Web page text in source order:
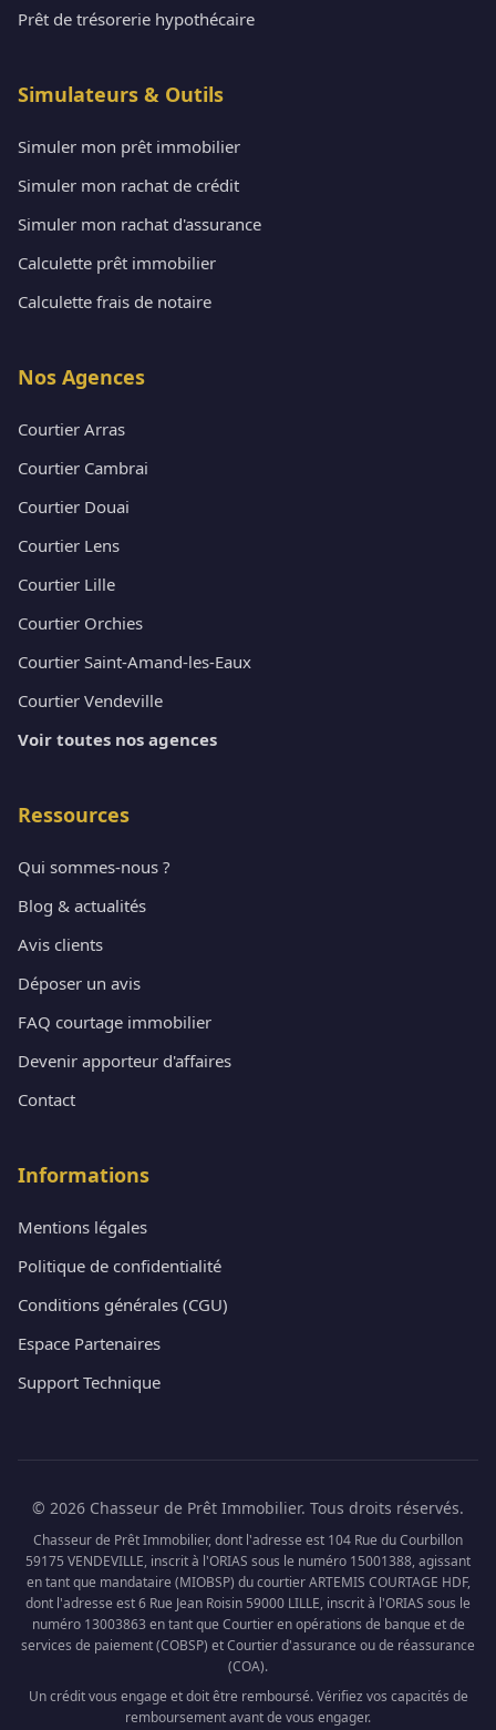
Prêt de trésorerie hypothécaire
Simulateurs & Outils
Simuler mon prêt immobilier
Simuler mon rachat de crédit
Simuler mon rachat d'assurance
Calculette prêt immobilier
Calculette frais de notaire
Nos Agences
Courtier Arras
Courtier Cambrai
Courtier Douai
Courtier Lens
Courtier Lille
Courtier Orchies
Courtier Saint-Amand-les-Eaux
Courtier Vendeville
Voir toutes nos agences
Ressources
Qui sommes-nous ?
Blog & actualités
Avis clients
Déposer un avis
FAQ courtage immobilier
Devenir apporteur d'affaires
Contact
Informations
Mentions légales
Politique de confidentialité
Conditions générales (CGU)
Espace Partenaires
Support Technique
© 2026 Chasseur de Prêt Immobilier. Tous droits réservés.
Chasseur de Prêt Immobilier, dont l'adresse est 104 Rue du Courbillon
59175 VENDEVILLE, inscrit à l'ORIAS sous le numéro 15001388, agissant
en tant que mandataire (MIOBSP) du courtier ARTEMIS COURTAGE HDF,
dont l'adresse est 6 Rue Jean Roisin 59000 LILLE, inscrit à l'ORIAS sous le
numéro 13003863 en tant que Courtier en opérations de banque et de
services de paiement (COBSP) et Courtier d'assurance ou de réassurance
(COA).
Un crédit vous engage et doit être remboursé. Vérifiez vos capacités de
remboursement avant de vous engager.